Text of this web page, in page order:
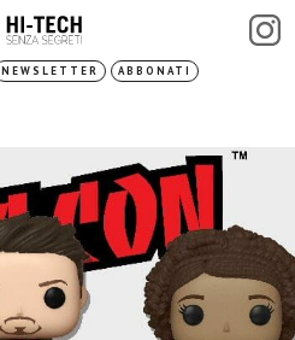
NEWSLETTER ABBONATI